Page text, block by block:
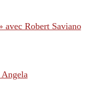
avec Robert Saviano